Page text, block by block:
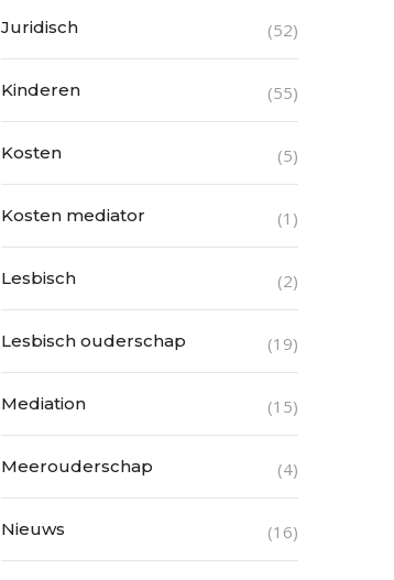
Juridisch (52)
Kinderen (55)
Kosten (5)
Kosten mediator (1)
Lesbisch (2)
Lesbisch ouderschap (19)
Mediation (15)
Meerouderschap (4)
Nieuws (16)